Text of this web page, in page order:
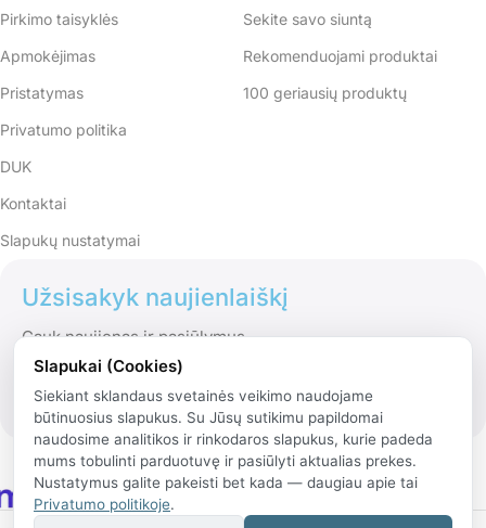
Pirkimo taisyklės
Apmokėjimas
Pristatymas
Privatumo politika
DUK
Kontaktai
Slapukų nustatymai
Sekite savo siuntą
Rekomenduojami produktai
100 geriausių produktų
Užsisakyk naujienlaiškį
Gauk naujienas ir pasiūlymus
© 2026 Rinko.lt
Slapukai (Cookies)
Siekiant sklandaus svetainės veikimo naudojame
būtinuosius slapukus. Su Jūsų sutikimu papildomai
naudosime analitikos ir rinkodaros slapukus, kurie padeda
mums tobulinti parduotuvę ir pasiūlyti aktualias prekes.
Nustatymus galite pakeisti bet kada — daugiau apie tai
Privatumo politikoje.